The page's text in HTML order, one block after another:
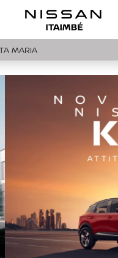
MARIA